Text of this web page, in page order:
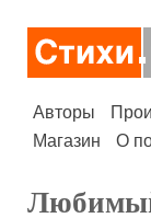
Авторы
Магазин
О